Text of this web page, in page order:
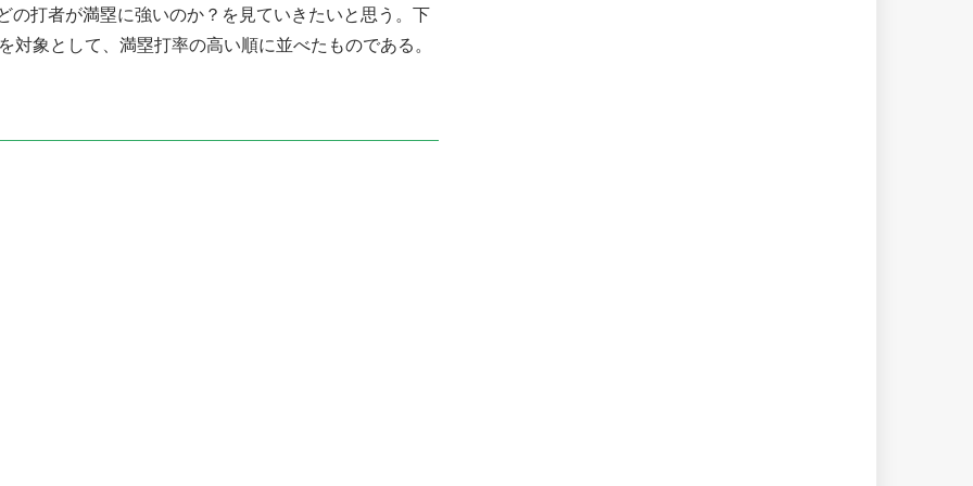
の打者が満塁に強いのか？を見ていきたいと思う。下
象として、満塁打率の高い順に並べたものである。